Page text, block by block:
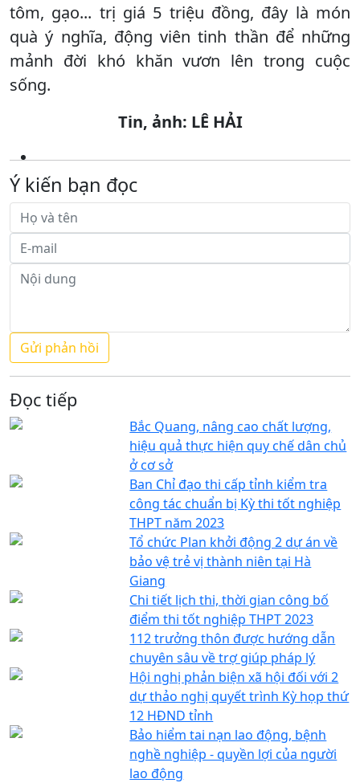
tôm, gạo... trị giá 5 triệu đồng, đây là món
quà ý nghĩa, động viên tinh thần để những
mảnh đời khó khăn vươn lên trong cuộc
sống.
Tin, ảnh: LÊ HẢI
Ý kiến bạn đọc
Đọc tiếp
Bắc Quang, nâng cao chất lượng,
hiệu quả thực hiện quy chế dân chủ
ở cơ sở
Ban Chỉ đạo thi cấp tỉnh kiểm tra
công tác chuẩn bị Kỳ thi tốt nghiệp
THPT năm 2023
Tổ chức Plan khởi động 2 dự án về
bảo vệ trẻ vị thành niên tại Hà
Giang
Chi tiết lịch thi, thời gian công bố
điểm thi tốt nghiệp THPT 2023
112 trưởng thôn được hướng dẫn
chuyên sâu về trợ giúp pháp lý
Hội nghị phản biện xã hội đối với 2
dự thảo nghị quyết trình Kỳ họp thứ
12 HĐND tỉnh
Bảo hiểm tai nạn lao động, bệnh
nghề nghiệp - quyền lợi của người
lao động